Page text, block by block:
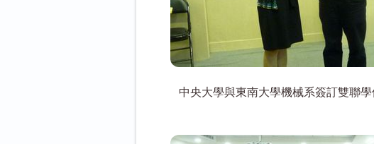
中央大學與東南大學機械系簽訂雙聯